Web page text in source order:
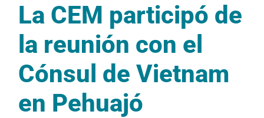
La CEM participó de
la reunión con el
Cónsul de Vietnam
en Pehuajó